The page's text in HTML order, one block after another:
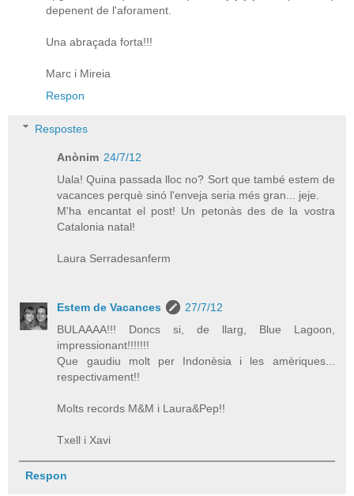
depenent de l'aforament.
Una abraçada forta!!!
Marc i Mireia
Respon
Respostes
Anònim 24/7/12
Uala! Quina passada lloc no? Sort que també estem de
vacances perquè sinó l'enveja seria més gran... jeje.
M'ha encantat el post! Un petonàs des de la vostra
Catalonia natal!
Laura Serradesanferm
Estem de Vacances
27/7/12
BULAAAA!!! Doncs si, de llarg, Blue Lagoon,
impressionant!!!!!!!
Que gaudiu molt per Indonèsia i les amèriques...
respectivament!!
Molts records M&M i Laura&Pep!!
Txell i Xavi
Respon